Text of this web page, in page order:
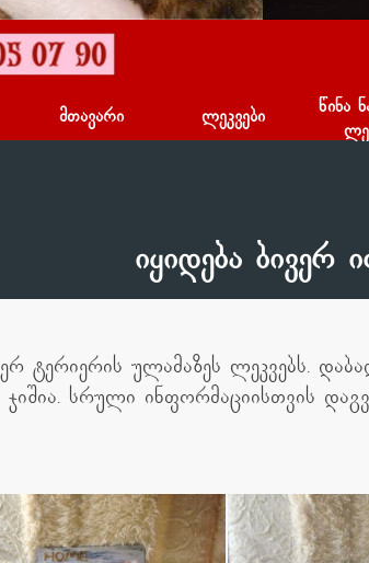
მთავარი ლეკვები
წინა
იყიდება ბივერ
ტერიერის ულამაზეს ლეკვებს.
სრული ინფორმაციისთვის